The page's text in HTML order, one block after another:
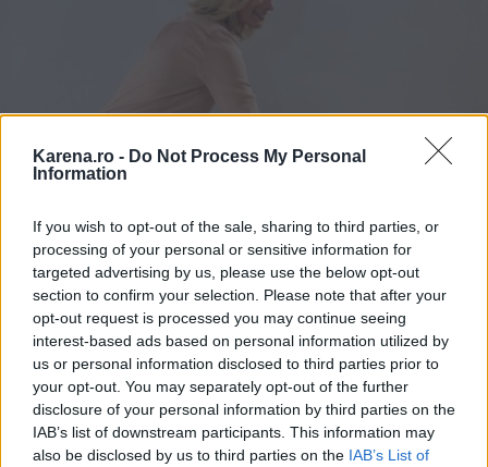
Karena.ro - Do Not Process My Personal
Information
If you wish to opt-out of the sale, sharing to third parties, or
processing of your personal or sensitive information for
targeted advertising by us, please use the below opt-out
section to confirm your selection. Please note that after your
opt-out request is processed you may continue seeing
interest-based ads based on personal information utilized by
us or personal information disclosed to third parties prior to
your opt-out. You may separately opt-out of the further
disclosure of your personal information by third parties on the
IAB’s list of downstream participants. This information may
also be disclosed by us to third parties on the IAB’s List of